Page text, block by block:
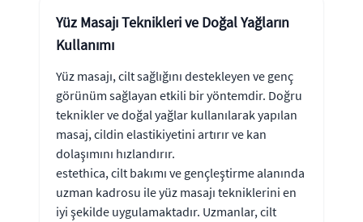
Yüz Masajı Teknikleri ve Doğal Yağların
Kullanımı
Yüz masajı, cilt sağlığını destekleyen ve genç
görünüm sağlayan etkili bir yöntemdir. Doğru
teknikler ve doğal yağlar kullanılarak yapılan
masaj, cildin elastikiyetini artırır ve kan
dolaşımını hızlandırır.
estethica, cilt bakımı ve gençleştirme alanında
uzman kadrosu ile yüz masajı tekniklerini en
iyi şekilde uygulamaktadır. Uzmanlar, cilt